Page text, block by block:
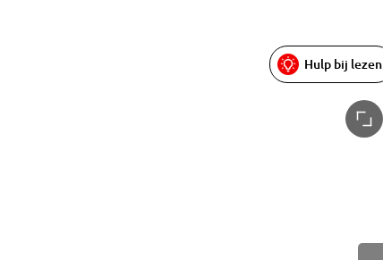
Hulp bij lezen